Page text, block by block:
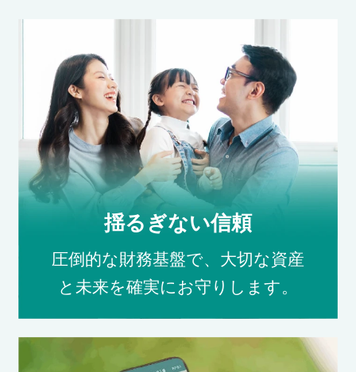
揺るぎない信頼
圧倒的な財務基盤で、大切な資産
と未来を確実にお守りします。